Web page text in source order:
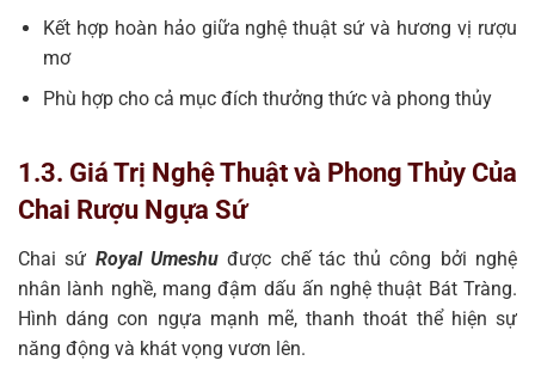
Kết hợp hoàn hảo giữa nghệ thuật sứ và hương vị rượu
mơ
Phù hợp cho cả mục đích thưởng thức và phong thủy
1.3. Giá Trị Nghệ Thuật và Phong Thủy Của
Chai Rượu Ngựa Sứ
Chai sứ Royal Umeshuđược chế tác thủ công bởi nghệ
nhân lành nghề, mang đậm dấu ấn nghệ thuật Bát Tràng.
Hình dáng con ngựa mạnh mẽ, thanh thoát thể hiện sự
năng động và khát vọng vươn lên.